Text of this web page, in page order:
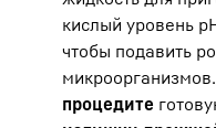
кислый уровень
чтобы подавить
процедите